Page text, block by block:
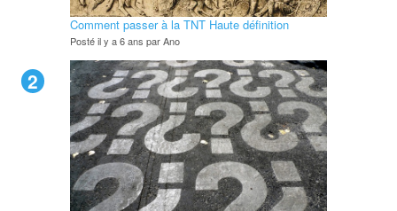
Comment passer à la TNT Haute définition
Posté il y a 6 ans par Ano
2